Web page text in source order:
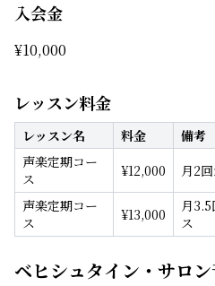
入会金
¥10,000
レッスン料金
レッスン名 料金
備考
声楽定期コー
ス
¥12,000
月2
声楽定期コー
ス
¥13,000
月
ス
ベヒシュタイン・サロ